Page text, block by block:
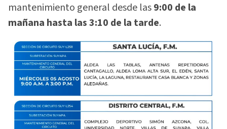
mantenimiento general desde las9:00 de la
mañana hasta las 3:10 de la tarde.